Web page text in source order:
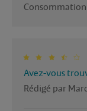
Consommation
Avez-vous
Rédigé par